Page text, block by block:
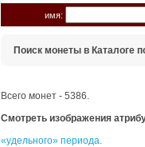
имя:
Поиск монеты в Каталоге
Всего монет - 5386.
Смотреть изображения
«удельного» периода.